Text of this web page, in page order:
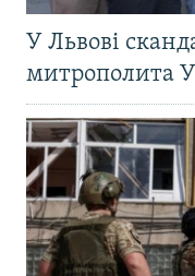
У Львові
митрополита